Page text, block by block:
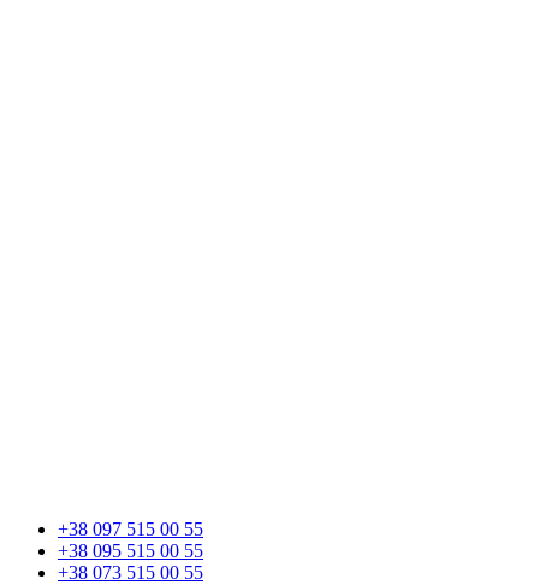
+38 097 515 00 55
+38 095 515 00 55
+38 073 515 00 55